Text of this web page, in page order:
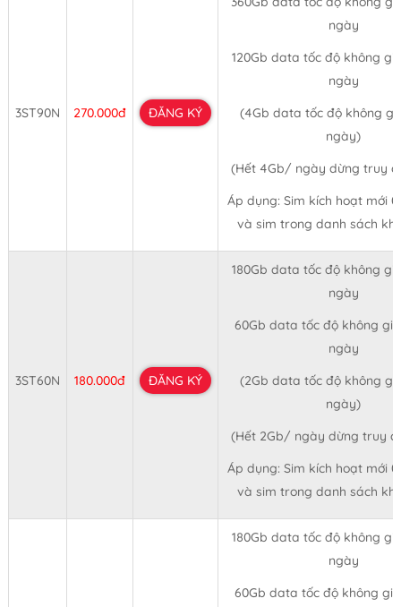
3ST90N 270.000đ ĐĂNG KÝ
ngày
120Gb data tốc độ không
ngày
(4Gb data tốc độ không
ngày)
(Hết 4Gb/ ngày dừng truy
Áp dụng: Sim kích hoạt mới
và sim trong danh sách
3ST60N 180.000đ ĐĂNG KÝ
180Gb data tốc độ không
ngày
60Gb data tốc độ không
ngày
(2Gb data tốc độ không
ngày)
(Hết 2Gb/ ngày dừng truy
Áp dụng: Sim kích hoạt mới
và sim trong danh sách
180Gb data tốc độ không
ngày
60Gb data tốc độ không